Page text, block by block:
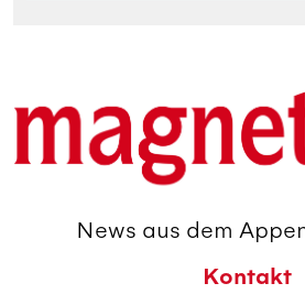
News aus dem
Kontakt